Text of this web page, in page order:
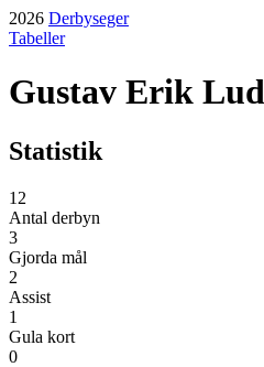
2026 Derbyseger
Tabeller
Gustav Erik
Statistik
12
Antal derbyn
3
Gjorda mål
2
Assist
1
Gula kort
0